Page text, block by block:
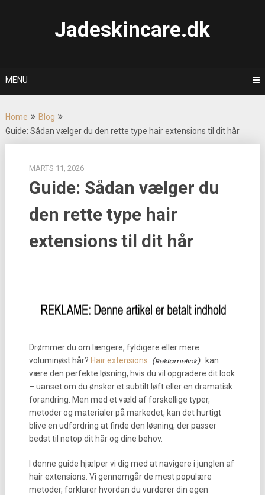
Jadeskincare.dk
MENU
Home
Blog
Guide: Sådan vælger du den rette type hair extensions til dit hår
MARTS 11, 2026
Guide: Sådan vælger du
den rette type hair
extensions til dit hår
Drømmer du om længere, fyldigere eller mere
voluminøst hår? Hair extensions
kan
være den perfekte løsning, hvis du vil opgradere dit look
– uanset om du ønsker et subtilt løft eller en dramatisk
forandring. Men med et væld af forskellige typer,
metoder og materialer på markedet, kan det hurtigt
blive en udfordring at finde den løsning, der passer
bedst til netop dit hår og dine behov.
I denne guide hjælper vi dig med at navigere i junglen af
hair extensions. Vi gennemgår de mest populære
metoder, forklarer hvordan du vurderer din egen